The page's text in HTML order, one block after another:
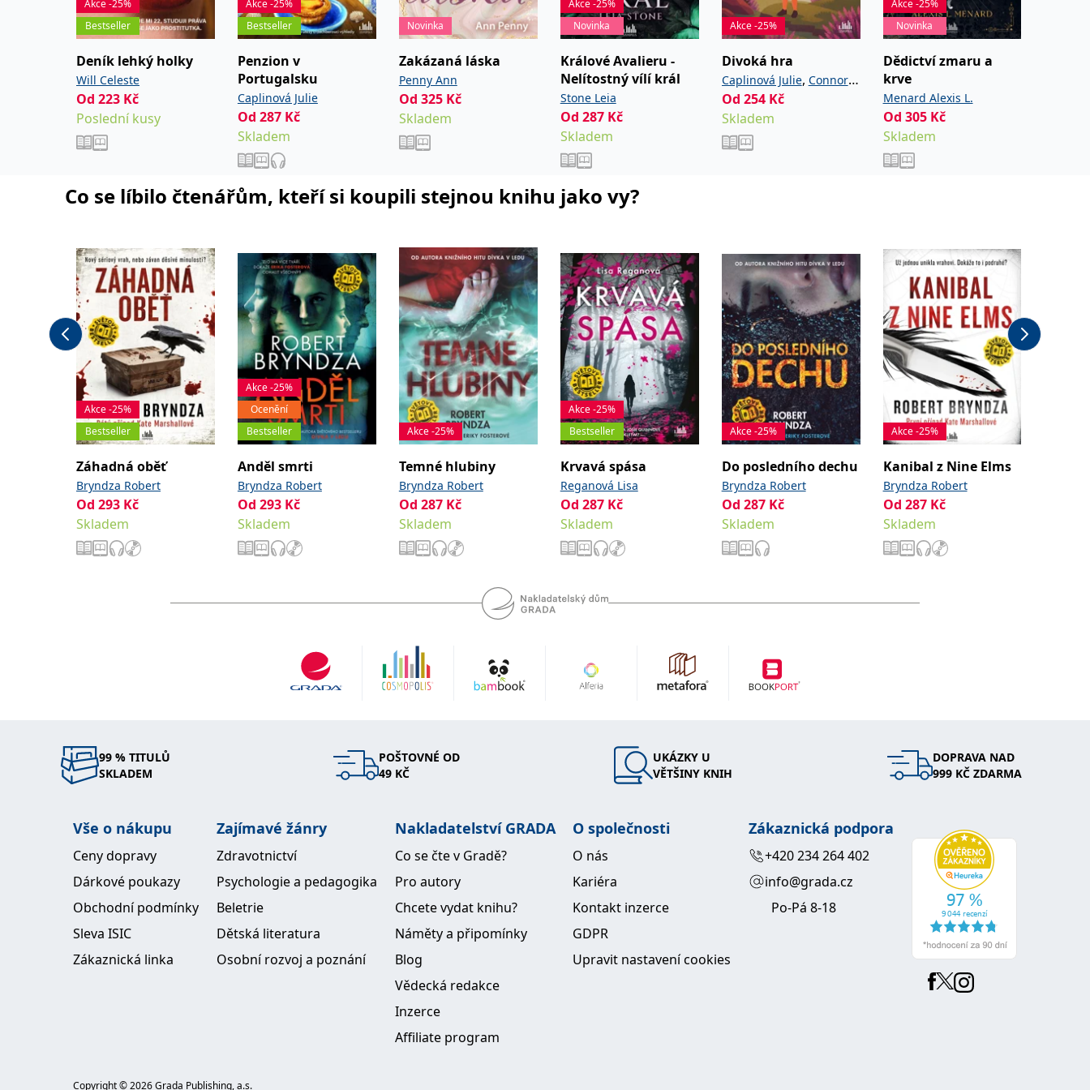
Akce -25%
Bestseller
Deník lehký holky
Will Celeste
Od 223 Kč
Poslední kusy
Akce -25%
Bestseller
Penzion v
Portugalsku
Caplinová Julie
Od 287 Kč
Skladem
Novinka
Zakázaná láska
Penny Ann
Od 325 Kč
Skladem
Akce -25%
Novinka
Králové Avalieru -
Nelítostný vílí král
Stone Leia
Od 287 Kč
Skladem
Akce -25%
Divoká hra
Caplinová Julie, Connor
Cassie
Od 254 Kč
Skladem
Akce -25%
Novinka
Dědictví zmaru a
krve
Menard Alexis L.
Od 305 Kč
Skladem
Co se líbilo čtenářům, kteří si koupili stejnou knihu jako vy?
Akce -25%
Bestseller
Záhadná oběť
Bryndza Robert
Od 293 Kč
Skladem
Akce -25%
Ocenění
Bestseller
Anděl smrti
Bryndza Robert
Od 293 Kč
Skladem
Akce -25%
Temné hlubiny
Bryndza Robert
Od 287 Kč
Skladem
Akce -25%
Bestseller
Krvavá spása
Reganová Lisa
Od 287 Kč
Skladem
Akce -25%
Do posledního dechu
Bryndza Robert
Od 287 Kč
Skladem
Akce -25%
Kanibal z Nine Elms
Bryndza Robert
Od 287 Kč
Skladem
99 % TITULŮ
SKLADEM
POŠTOVNÉ OD
49 KČ
UKÁZKY U
VĚTŠINY KNIH
DOPRAVA NAD
999 KČ ZDARMA
Vše o nákupu
Ceny dopravy
Dárkové poukazy
Obchodní podmínky
Sleva ISIC
Zákaznická linka
Zajímavé žánry
Zdravotnictví
Psychologie a pedagogika
Beletrie
Dětská literatura
Osobní rozvoj a poznání
Nakladatelství GRADA
Co se čte v Gradě?
Pro autory
Chcete vydat knihu?
Náměty a připomínky
Blog
Vědecká redakce
Inzerce
Affiliate program
O společnosti
O nás
Kariéra
Kontakt inzerce
GDPR
Upravit nastavení cookies
Zákaznická podpora
+420 234 264 402
info@grada.cz
Po-Pá 8-18
Copyright ©2026Grada Publishing, a.s.